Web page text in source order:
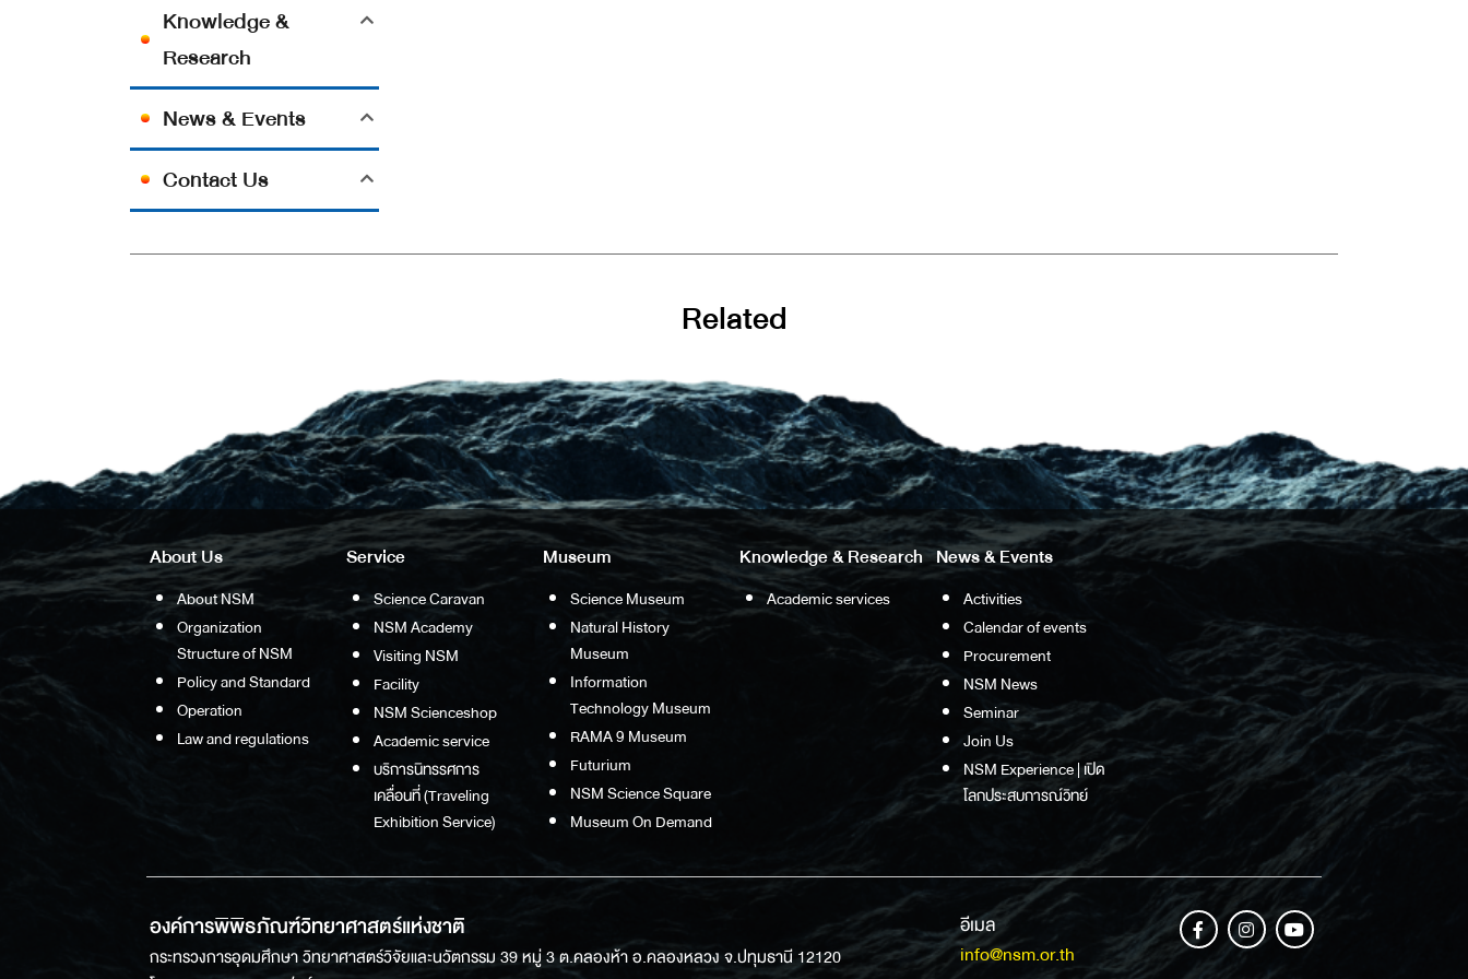
Knowledge &
Research
News & Events
Contact Us
Related
About Us
About NSM
Organization
Structure of NSM
Policy and Standard
Operation
Law and regulations
Service
Science Caravan
NSM Academy
Visiting NSM
Facility
NSM Scienceshop
Academic service
บริการนิทรรศการ
เคลื่อนที่ (Traveling
Exhibition Service)
Museum
Science Museum
Natural History
Museum
Information
Technology Museum
RAMA 9 Museum
Futurium
NSM Science Square
Museum On Demand
Knowledge & Research
Academic services
News & Events
Activities
Calendar of events
Procurement
NSM News
Seminar
Join Us
NSM Experience | เปิด
โลกประสบการณ์วิทย์
องค์การพิพิธภัณฑ์วิทยาศาสตร์แห่งชาติ
กระทรวงการอุดมศึกษา วิทยาศาสตร์วิจัยและนวัตกรรม 39 หมู่ 3 ต.คลองห้า อ.คลองหลวง จ.ปทุมธานี 12120
อีเมล
info@nsm.or.th